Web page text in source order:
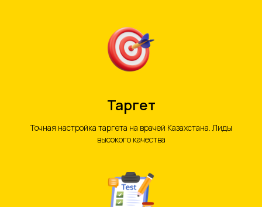
Таргет
Точная настройка таргета на врачей Казахстана. Лиды
высокого качества